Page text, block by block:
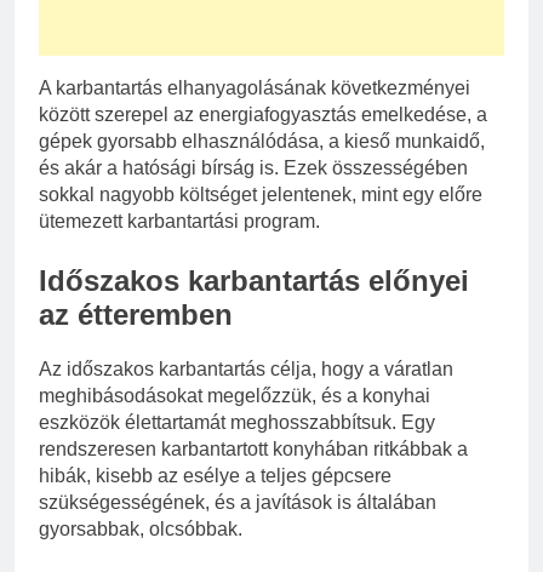
A karbantartás elhanyagolásának következményei
között szerepel az energiafogyasztás emelkedése, a
gépek gyorsabb elhasználódása, a kieső munkaidő,
és akár a hatósági bírság is. Ezek összességében
sokkal nagyobb költséget jelentenek, mint egy előre
ütemezett karbantartási program.
Időszakos karbantartás előnyei
az étteremben
Az időszakos karbantartás célja, hogy a váratlan
meghibásodásokat megelőzzük, és a konyhai
eszközök élettartamát meghosszabbítsuk. Egy
rendszeresen karbantartott konyhában ritkábbak a
hibák, kisebb az esélye a teljes gépcsere
szükségességének, és a javítások is általában
gyorsabbak, olcsóbbak.